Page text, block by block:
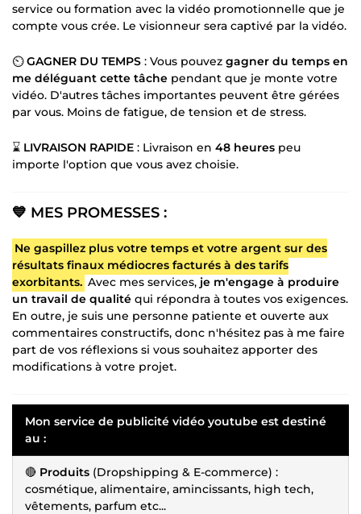
service ou formation avec la vidéo promotionnelle que je
compte vous crée. Le visionneur sera captivé par la vidéo.
⏲️GAGNER DU TEMPS : Vous pouvez gagner du temps en
me déléguant cette tâche pendant que je monte votre
vidéo. D'autres tâches importantes peuvent être gérées
par vous. Moins de fatigue, de tension et de stress.
⌛ LIVRAISON RAPIDE : Livraison en 48 heures peu
importe l'option que vous avez choisie.
💙 MES PROMESSES :
Ne gaspillez plus votre temps et votre argent sur des
résultats finaux médiocres facturés à des tarifs
exorbitants. Avec mes services, je m'engage à produire
un travail de qualité qui répondra à toutes vos exigences.
En outre, je suis une personne patiente et ouverte aux
commentaires constructifs, donc n'hésitez pas à me faire
part de vos réflexions si vous souhaitez apporter des
modifications à votre projet.
Mon service de publicité vidéo youtube est destiné
au :
🔴 Produits (Dropshipping & E-commerce) :
cosmétique, alimentaire, amincissants, high tech,
vêtements, parfum etc...